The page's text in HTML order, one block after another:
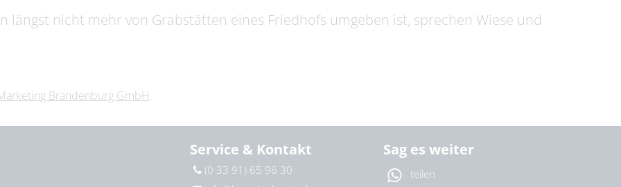
längst nicht mehr von Grabstätten eines Friedhofs umgeben ist, sprechen Wiese und
Brandenburg GmbH
Service & Kontakt
(0 33 91) 65 96 30
Sag es weiter
teilen